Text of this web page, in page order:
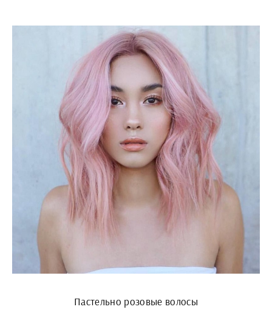
Пастельно розовые волосы